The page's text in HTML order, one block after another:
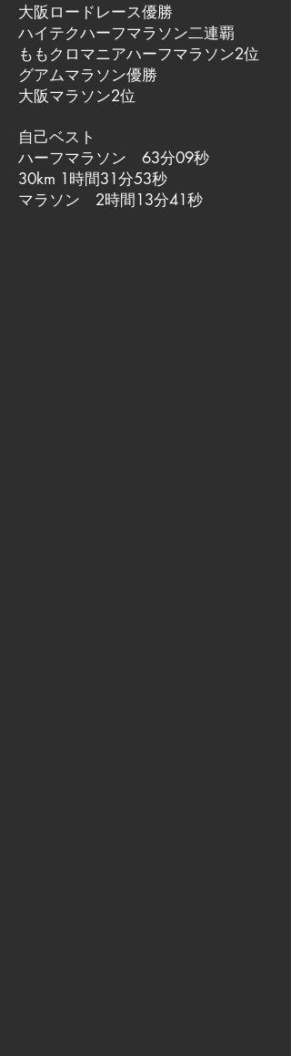
大阪ロードレース優勝
ハイテクハーフマラソン二連覇
ももクロマニアハーフマラソン2位
グアムマラソン優勝
大阪マラソン2位
自己ベスト
ハーフマラソン 63分09秒
30km 1時間31分53秒
マラソン 2時間13分41秒